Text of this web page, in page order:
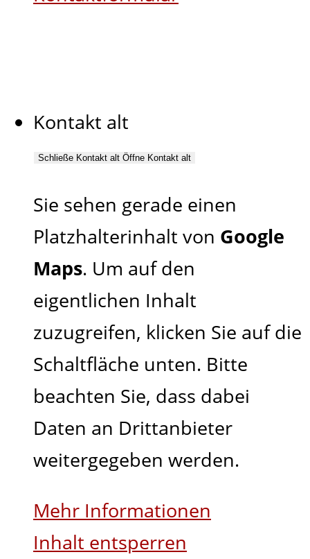
Kontakt alt
Schließe Kontakt alt Öffne Kontakt alt
Sie sehen gerade einen
Platzhalterinhalt von Google
Maps. Um auf den
eigentlichen Inhalt
zuzugreifen, klicken Sie auf die
Schaltfläche unten. Bitte
beachten Sie, dass dabei
Daten an Drittanbieter
weitergegeben werden.
Mehr Informationen
Inhalt entsperren